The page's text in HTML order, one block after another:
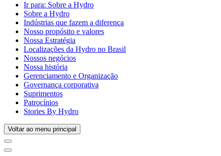
Ir para: Sobre a Hydro
Sobre a Hydro
Indústrias que fazem a diferença
Nosso propósito e valores
Nossa Estratégia
Localizações da Hydro no Brasil
Nossos negócios
Nossa história
Gerenciamento e Organização
Governança corporativa
Suprimentos
Patrocínios
Stories By Hydro
Voltar ao menu principal